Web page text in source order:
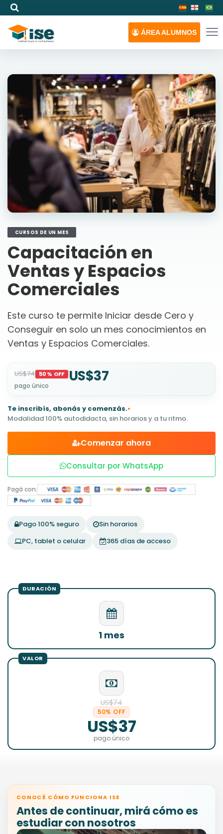
ÁREAALUMNOS
CURSOS DE UN MES
Capacitación en
Ventas y Espacios
Comerciales
Este curso te permite Iniciar desde Cero y
Conseguir en solo un mes conocimientos en
Ventas y Espacios Comerciales.
US$74 50% OFF US$37
pago único
Te inscribís, abonás y comenzás.•
Modalidad 100% autodidacta, sin horarios y a tu ritmo.
Comenzar ahora
Consultar por WhatsApp
Pagá con:
Pago 100% seguro
Sin horarios
PC, tablet o celular
365 días de acceso
1 mes
US$74
50% OFF
US$37
pago único
CONOCÉ CÓMO FUNCIONA ISE
Antes de continuar, mirá cómo es
estudiar con nosotros